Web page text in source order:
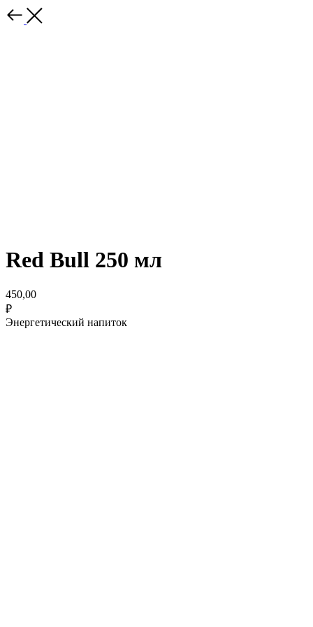
Red Bull 250 мл
450,00
₽
Энергетический напиток